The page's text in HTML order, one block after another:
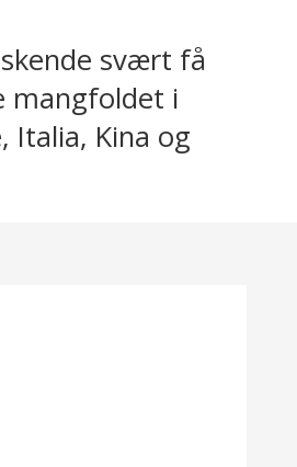
svært få
mangfoldet i
Italia, Kina og